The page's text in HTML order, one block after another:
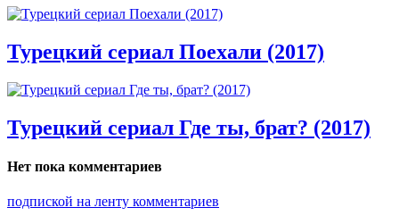
Турецкий сериал Поехали (2017)
Турецкий сериал Где ты, брат? (2017)
Нет пока комментариев
подпиской на ленту комментариев